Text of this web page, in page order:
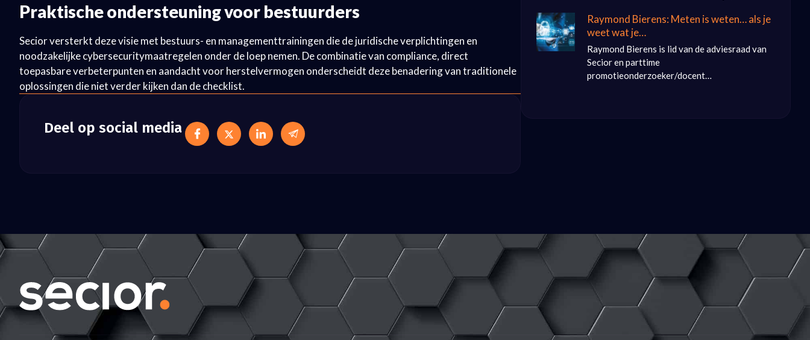
Praktische ondersteuning voor bestuurders
Secior versterkt deze visie met bestuurs- en managementtrainingen die de juridische verplichtingen en
noodzakelijke cybersecuritymaatregelen onder de loep nemen. De combinatie van compliance, direct
toepasbare verbeterpunten en aandacht voor herstelvermogen onderscheidt deze benadering van traditionele
oplossingen die niet verder kijken dan de checklist.
Deel op social media
Raymond Bierens: Meten is weten… als je
weet wat je…
Raymond Bierens is lid van de adviesraad van
Secior en parttime
promotieonderzoeker/docent…